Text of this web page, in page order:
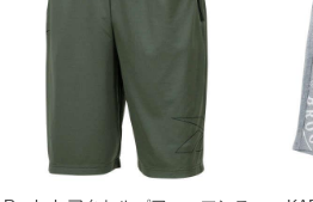
舗からのお取り寄せ等により、お客様にご迷惑
す。そのようなことがない様最大限に努めてお
連絡させて頂きますので予めご了承ください。